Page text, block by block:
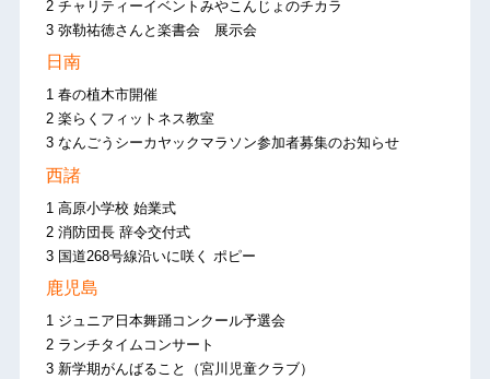
2 チャリティーイベントみやこんじょのチカラ
3 弥勒祐徳さんと楽書会 展示会
日南
1 春の植木市開催
2 楽らくフィットネス教室
3 なんごうシーカヤックマラソン参加者募集のお知らせ
西諸
1 高原小学校 始業式
2 消防団長 辞令交付式
3 国道268号線沿いに咲く ポピー
鹿児島
1 ジュニア日本舞踊コンクール予選会
2 ランチタイムコンサート
3 新学期がんばること（宮川児童クラブ）